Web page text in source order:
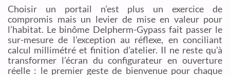
Choisir un portail n’est plus un exercice de
compromis mais un levier de mise en valeur pour
l’habitat. Le binôme Delpherm-Gypass fait passer le
sur-mesure de l’exception au réflexe, en conciliant
calcul millimétré et finition d’atelier. Il ne reste qu’à
transformer l’écran du configurateur en ouverture
réelle : le premier geste de bienvenue pour chaque